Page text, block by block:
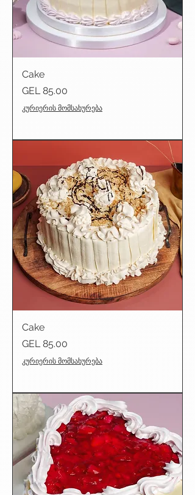
Cake
Price
GEL 85.00
კურიერის მომსახურება
Cake
Price
GEL 85.00
კურიერის მომსახურება